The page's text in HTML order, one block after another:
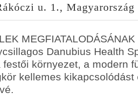
u. 1., Magyarország
Danubius Health
festői környezet, a modern
kellemes kikapcsolódást